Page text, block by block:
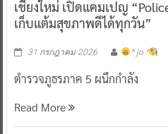
เชียงใหม่ เปิดแคมเปญ
เก็บแต้มสุขภาพดีได้ทุกวัน”
31 กรกฎาคม 2026 ^ jo ^
ตำรวจภูธรภาค 5 ผนึกกำลัง
Read More